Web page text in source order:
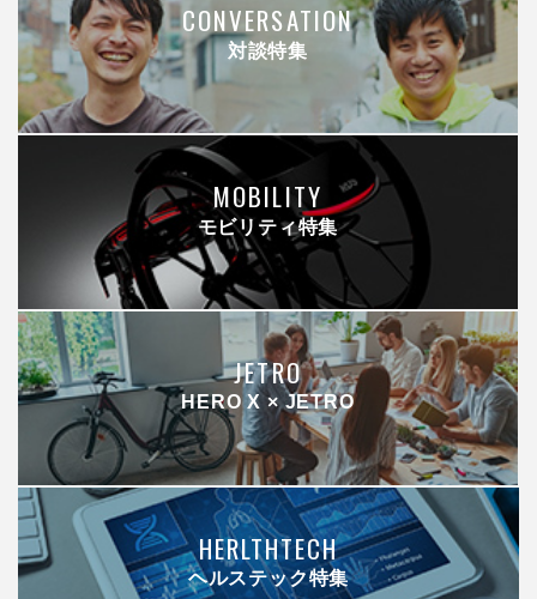
CONVERSATION
対談特集
MOBILITY
モビリティ特集
JETRO
HERO X × JETRO
HERLTHTECH
ヘルステック特集